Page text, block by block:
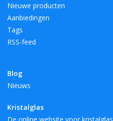
Nieuwe producten
Aanbiedingen
Tags
RSS-feed
Blog
Nieuws
Kristalglas
De online website voor kristalglas